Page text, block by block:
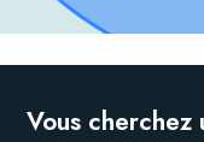
Vous